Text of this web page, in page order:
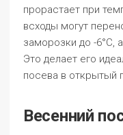
прорастает при
всходы могут
заморозки до -6°C,
Это делает его
посева в открытый
Весенний